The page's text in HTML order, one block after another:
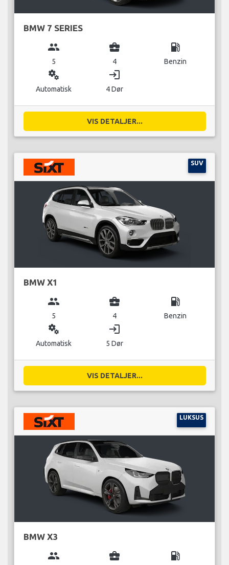
BMW 7 SERIES
group
5
business_center
4
local_gas_station
Benzin
miscellaneous_services
Automatisk
login
4 Dør
VIS DETALJER...
SUV
BMW X1
group
5
business_center
4
local_gas_station
Benzin
miscellaneous_services
Automatisk
login
5 Dør
VIS DETALJER...
LUKSUS
BMW X3
group business_center local_gas_station